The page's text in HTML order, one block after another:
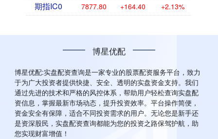
期指IC0 7877.80 +164.40 +2.13%
博星优配
博星优配:实盘配资查询是一家专业的股票配资服务平台，致力
于为广大投资者提供快捷、安全、透明的实盘资金支持。我们
通过先进的技术和严格的风控体系，帮助用户轻松查询实盘配
资信息，掌握最新市场动态，提升投资效率。平台操作简便，
资金安全有保障，适合不同投资需求的用户。无论您是新手还
是资深股民，实盘配资查询都能为您的投资之路保驾护航，助
您实现财富增值！